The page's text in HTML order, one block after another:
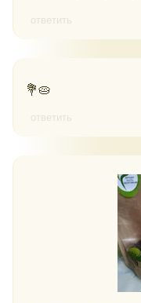
ответить
💐🥧
ответить